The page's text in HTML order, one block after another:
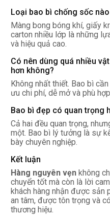
Loại bao bì chống sốc
Màng bong bóng khí, giấy
carton nhiều lớp là những
và hiệu quả cao.
Có nên dùng quá nhiều
hơn không?
Không nhất thiết. Bao bì
ưu chi phí, dễ mở và phù
Bao bì đẹp có quan trọng
Cả hai đều quan trọng,
một. Bao bì lý tưởng là sự
bày chuyên nghiệp.
Kết luận
Hàng nguyên vẹn không
chuyển tốt mà còn là lời
khách hàng nhận được sản
an tâm, được tôn trọng và
thương hiệu.